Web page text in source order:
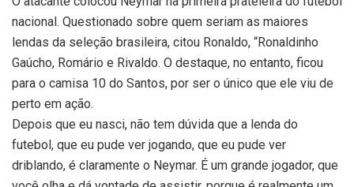
nacional. Questionado sobre quem seriam as maiores
lendas da seleção brasileira, citou Ronaldo, “Ronaldinho
Gaúcho, Romário e Rivaldo. O destaque, no entanto, ficou
para o camisa 10 do Santos, por ser o único que ele viu de
perto em ação.
Depois que eu nasci, não tem dúvida que a lenda do
futebol, que eu pude ver jogando, que eu pude ver
driblando, é claramente o Neymar. É um grande jogador, que